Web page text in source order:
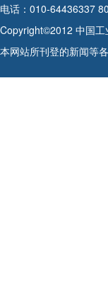
电话：010-64436337
Copyright©2012 中国
本网站所刊登的新闻等